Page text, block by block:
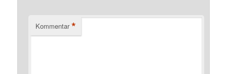
Kommentar *